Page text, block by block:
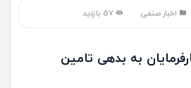
اخبار صنفی
به بدهی تامین